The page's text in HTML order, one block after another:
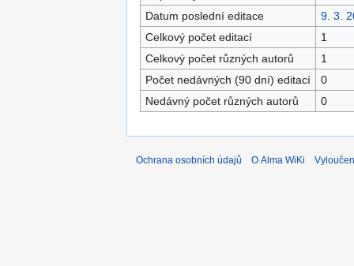
Datum poslední editace
9. 3.
Celkový počet editací
1
Celkový počet různých autorů
1
Počet nedávných (90 dní) editací
0
Nedávný počet různých autorů
0
Ochrana osobních údajů O Alma WiKi